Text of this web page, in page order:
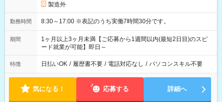
製造外
勤務時間 8:30～17:00 ※表記のうち実働7時間30分です。
期間
1ヶ月以上3ヶ月未満【ご応募から1週間以内(最短2日目)のスピ
ード就業が可能】即日～
特徴 日払いOK / 履歴書不要 / 電話対応なし / パソコンスキル不要
気になる！ 応募する 詳細へ